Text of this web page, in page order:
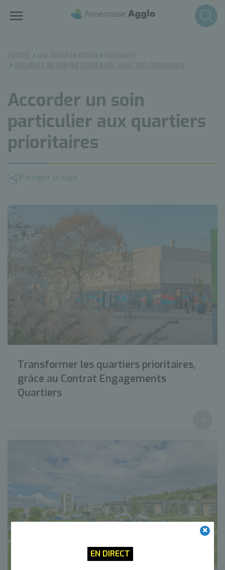
EN DIRECT
Accorder un soin
particulier aux quartiers
prioritaires
Partager la page
Transformer les quartiers prioritaires,
grâce au Contrat Engagements
Quartiers